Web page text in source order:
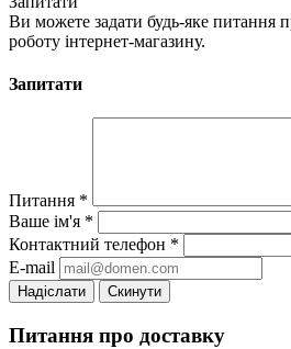
Ви можете задати будь-яке питання
роботу інтернет-магазину.
Запитати
Питання *
Ваше ім'я *
Контактний телефон *
E-mail
Скинути
Питання про доставку